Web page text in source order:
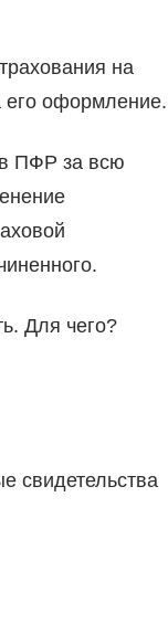
на
его оформление.
ПФР за всю
Для чего?
свидетельства